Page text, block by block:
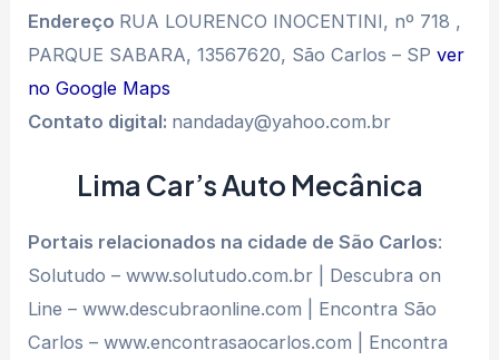
Endereço RUA LOURENCO INOCENTINI, nº 718 ,
PARQUE SABARA, 13567620, São Carlos – SPver
no Google Maps
Contato digital: nandaday@yahoo.com.br
Lima Car’s Auto Mecânica
Portais relacionados na cidade de São Carlos:
Solutudo – www.solutudo.com.br | Descubra on
Line – www.descubraonline.com | Encontra São
Carlos – www.encontrasaocarlos.com | Encontra